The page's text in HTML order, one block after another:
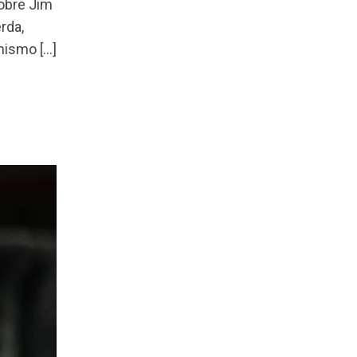
Jim
[…]